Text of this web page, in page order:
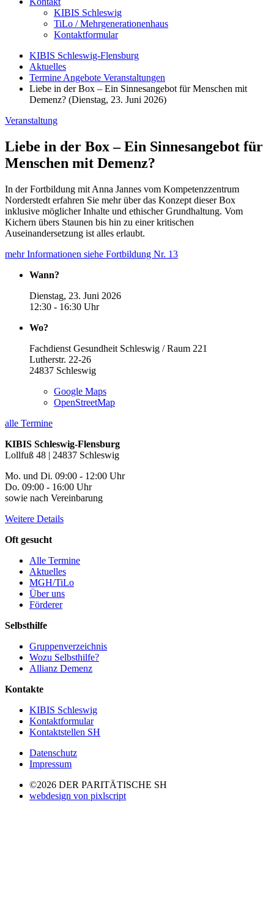
KIBIS Schleswig
TiLo / Mehrgenerationenhaus
Kontaktformular
KIBIS Schleswig-Flensburg
Aktuelles
Termine Angebote Veranstaltungen
Liebe in der Box – Ein Sinnesangebot für Menschen mit
Demenz? (Dienstag, 23. Juni 2026)
Veranstaltung
Liebe in der Box – Ein Sinnesangebot für
Menschen mit Demenz?
In der Fortbildung mit Anna Jannes vom Kompetenzzentrum
Norderstedt erfahren Sie mehr über das Konzept dieser Box
inklusive möglicher Inhalte und ethischer Grundhaltung. Vom
Kichern übers Staunen bis hin zu einer kritischen
Auseinandersetzung ist alles erlaubt.
mehr Informationen siehe Fortbildung Nr. 13
Wann?
Dienstag, 23. Juni 2026
12:30 - 16:30 Uhr
Wo?
Fachdienst Gesundheit Schleswig / Raum 221
Lutherstr. 22-26
24837 Schleswig
Google Maps
OpenStreetMap
alle Termine
KIBIS Schleswig-Flensburg
Lollfuß 48 | 24837 Schleswig
Mo. und Di. 09:00 - 12:00 Uhr
Do. 09:00 - 16:00 Uhr
sowie nach Vereinbarung
Weitere Details
Oft gesucht
Alle Termine
Aktuelles
MGH/TiLo
Über uns
Förderer
Selbsthilfe
Gruppenverzeichnis
Wozu Selbsthilfe?
Allianz Demenz
Kontakte
KIBIS Schleswig
Kontaktformular
Kontaktstellen SH
Datenschutz
Impressum
©2026 DER PARITÄTISCHE SH
webdesign von pixlscript